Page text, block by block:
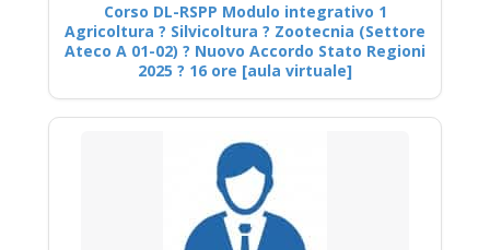
Corso DL-RSPP Modulo integrativo 1
Agricoltura ? Silvicoltura ? Zootecnia (Settore
Ateco A 01-02) ? Nuovo Accordo Stato Regioni
2025 ? 16 ore [aula virtuale]